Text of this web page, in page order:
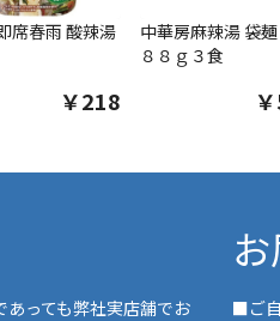
席春雨 酸辣湯
￥218
中華房麻辣湯 袋
８８ｇ３食
っても弊社実店舗でお
■ご